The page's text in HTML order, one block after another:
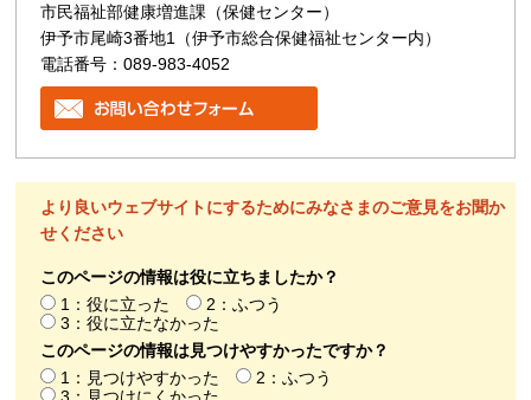
市民福祉部健康増進課（保健センター）
伊予市尾崎3番地1（伊予市総合保健福祉センター内）
電話番号：089-983-4052
より良いウェブサイトにするためにみなさまのご意見をお聞か
せください
このページの情報は役に立ちましたか？
1：役に立った
2：ふつう
3：役に立たなかった
このページの情報は見つけやすかったですか？
1：見つけやすかった
2：ふつう